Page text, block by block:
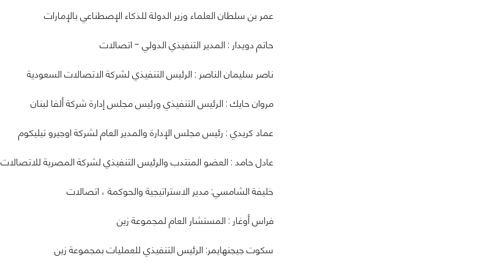
عمر بن سلطان العلماء وزير الدولة للذكاء الإصطناعي بالإمارات
حاتم دويدار : المدير التنفيذي الدولي - اتصالات
ناصر سليمان الناصر : الرئيس التنفيذي لشركة الاتصالات السعودية
مروان حايك : الرئيس التنفيذي ورئيس مجلس إدارة شركة ألفا لبنان
عماد كريدي : رئيس مجلس الإدارة والمدير العام لشركة اوجيرو تيليكوم
عادل حامد : العضو المنتدب والرئيس التنفيذي لشركة المصرية للاتصالات
خليفة الشامسي: مدير الاستراتيجية والحوكمة ، اتصالات
فراس أوغار : المستشار العام لمجموعة زين
سكوت جيجنهايمر: الرئيس التنفيذي للعمليات بمجموعة زين